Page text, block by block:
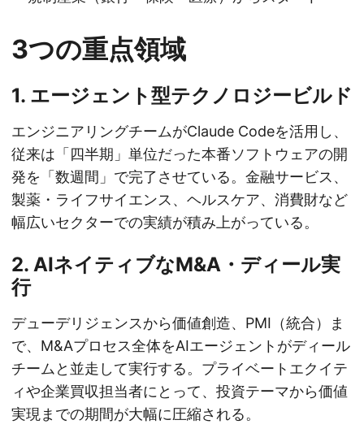
3つの重点領域
1. エージェント型テクノロジービルド
エンジニアリングチームがClaude Codeを活用し、
従来は「四半期」単位だった本番ソフトウェアの開
発を「数週間」で完了させている。金融サービス、
製薬・ライフサイエンス、ヘルスケア、消費財など
幅広いセクターでの実績が積み上がっている。
2. AIネイティブなM&A・ディール実
行
デューデリジェンスから価値創造、PMI（統合）ま
で、M&Aプロセス全体をAIエージェントがディール
チームと並走して実行する。プライベートエクイテ
ィや企業買収担当者にとって、投資テーマから価値
実現までの期間が大幅に圧縮される。